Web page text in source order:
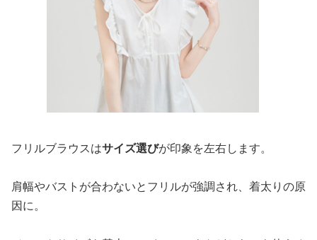
フリルブラウスはサイズ選びが印象を左右します。
肩幅やバストが合わないとフリルが強調され、着太りの原
因に。